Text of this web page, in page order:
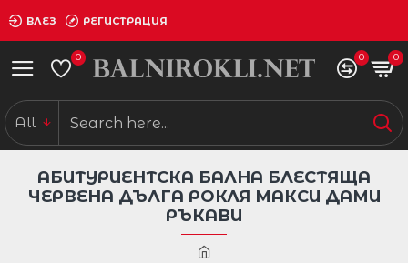
ВЛЕЗ РЕГИСТРАЦИЯ
0 0 0
All
АБИТУРИЕНТСКА БАЛНА БЛЕСТЯЩА
ЧЕРВЕНА ДЪЛГА РОКЛЯ МАКСИ ДАМИ
РЪКАВИ